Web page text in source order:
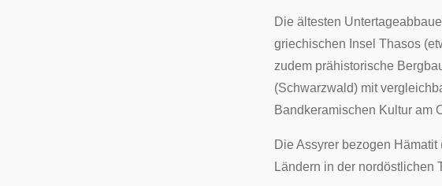
Die ältesten
griechischen Insel Thasos
zudem prähistorische
(Schwarzwald) mit
Bandkeramischen Kultur am
Die Assyrer bezogen Hämatit
Ländern in der nordöstlichen